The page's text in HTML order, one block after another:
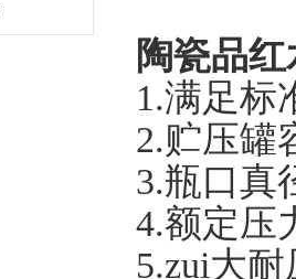
陶瓷品
1.满足标
2.贮压罐
3.瓶口真
4.额定压
5.zui大